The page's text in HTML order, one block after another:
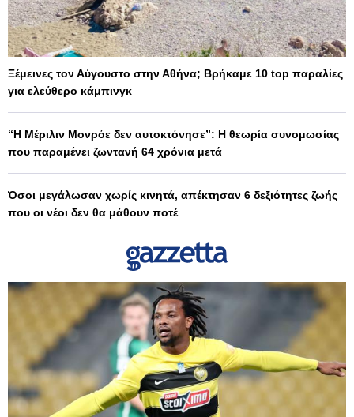
Ξέμεινες τον Αύγουστο στην Αθήνα; Βρήκαμε 10 top παραλίες
για ελεύθερο κάμπινγκ
“Η Μέριλιν Μονρόε δεν αυτοκτόνησε”: Η θεωρία συνομωσίας
που παραμένει ζωντανή 64 χρόνια μετά
Όσοι μεγάλωσαν χωρίς κινητά, απέκτησαν 6 δεξιότητες ζωής
που οι νέοι δεν θα μάθουν ποτέ